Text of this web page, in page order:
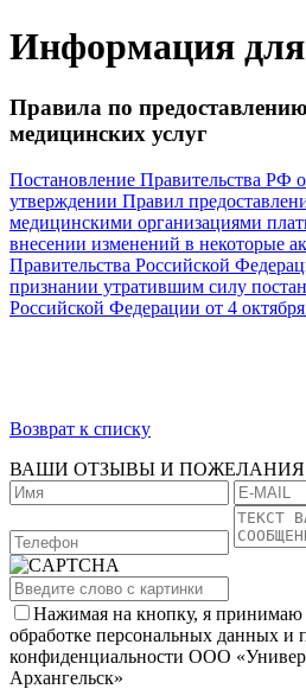
Информация для
Правила по
медицинских услуг
Постановление Правительства РФ
утверждении Правил
медицинскими организациями
внесении изменений в некоторые
Правительства Российской
признании утратившим силу
Российской Федерации от 4
Возврат к списку
ВАШИ ОТЗЫВЫ И ПОЖЕЛАНИЯ
Нажимая на кнопку, я принимаю
обработке персональных данных и
конфиденциальности ООО
Архангельск»